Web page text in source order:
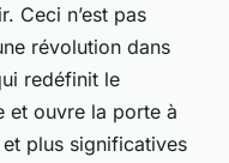
Ceci n’est pas
révolution dans
redéfinit le
et ouvre la porte à
plus significatives